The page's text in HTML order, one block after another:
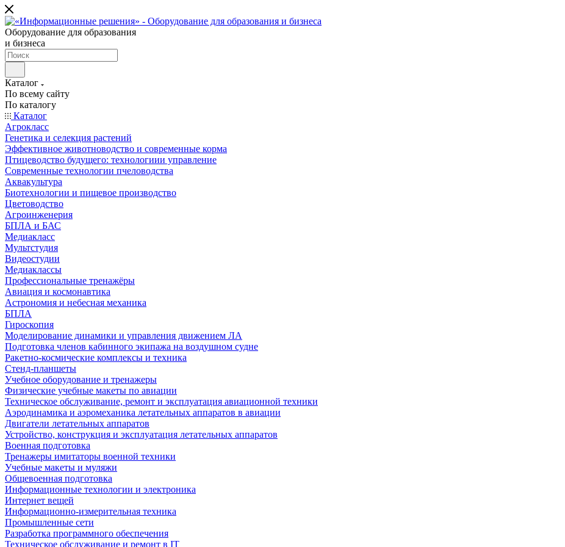
Оборудование для образования
и бизнеса
Каталог
По всему сайту
По каталогу
Каталог
Агрокласс
Генетика и селекция растений
Эффективное животноводство и современные корма
Птицеводство будущего: технологиии управление
Современные технологии пчеловодства
Аквакультура
Биотехнологии и пищевое производство
Цветоводство
Агроинженерия
БПЛА и БАС
Медиакласс
Мультстудия
Видеостудии
Медиаклассы
Профессиональные тренажёры
Авиация и космонавтика
Астрономия и небесная механика
БПЛА
Гироскопия
Моделирование динамики и управления движением ЛА
Подготовка членов кабинного экипажа на воздушном судне
Ракетно-космические комплексы и техника
Стенд-планшеты
Учебное оборудование и тренажеры
Физические учебные макеты по авиации
Техническое обслуживание, ремонт и эксплуатация авиационной техники
Аэродинамика и аэромеханика летательных аппаратов в авиации
Двигатели летательных аппаратов
Устройство, конструкция и эксплуатация летательных аппаратов
Военная подготовка
Тренажеры имитаторы военной техники
Учебные макеты и муляжи
Общевоенная подготовка
Информационные технологии и электроника
Интернет вещей
Информационно-измерительная техника
Промышленные сети
Разработка программного обеспечения
Техническое обслуживание и ремонт в IT